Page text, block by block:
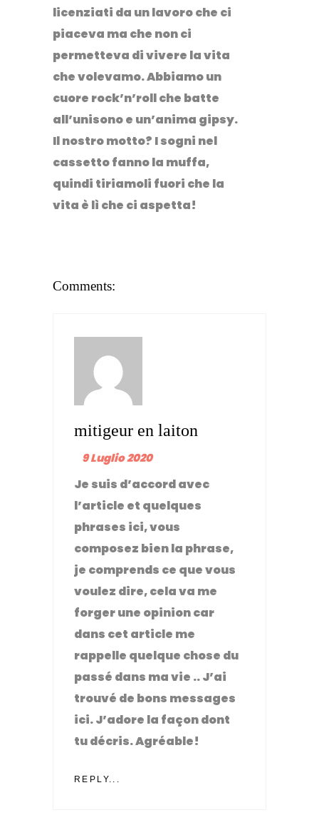
licenziati da un lavoro che ci
piaceva ma che non ci
permetteva di vivere la vita
che volevamo. Abbiamo un
cuore rock’n’roll che batte
all’unisono e un’anima gipsy.
Il nostro motto? I sogni nel
cassetto fanno la muffa,
quindi tiriamoli fuori che la
vita è lì che ci aspetta!
Comments:
mitigeur en laiton
9 Luglio 2020
Je suis d’accord avec
l’article et quelques
phrases ici, vous
composez bien la phrase,
je comprends ce que vous
voulez dire, cela va me
forger une opinion car
dans cet article me
rappelle quelque chose du
passé dans ma vie .. J’ai
trouvé de bons messages
ici. J’adore la façon dont
tu décris. Agréable!
REPLY...